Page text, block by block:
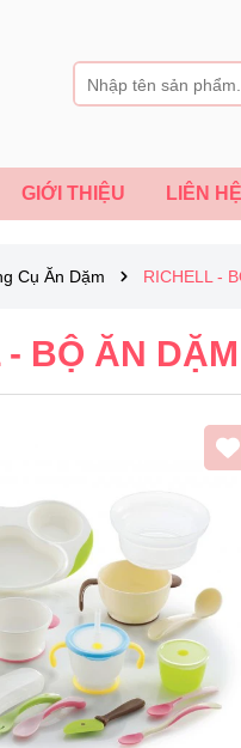
GIỚI THIỆU LIÊN HỆ
Cụ Ăn Dặm RICHELL -
BỘ ĂN